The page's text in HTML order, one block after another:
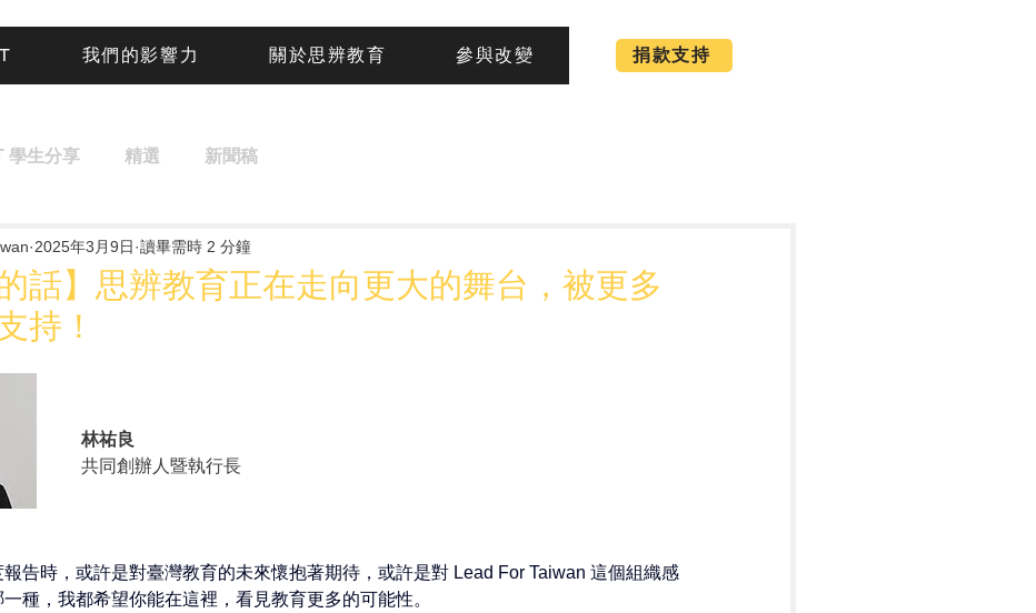
我們的影響力 關於思辨教育 參與改變 捐款支持
學生分享 精選 新聞稿
的話】思辨教育正在走向更大的舞台，被更多
持！
2025年3月9日 讀畢需時 2 分鐘
林祐良
共同創辦人暨執行長
告時，或許是對臺灣教育的未來懷抱著期待，或許是對 Lead For Taiwan 這個組織感
種，我都希望你能在這裡，看見教育更多的可能性。